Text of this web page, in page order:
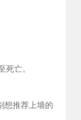
死亡。
想推荐上墙的